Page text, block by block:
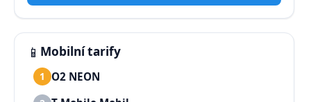
📱 Mobilní tarify
1 O2 NEON